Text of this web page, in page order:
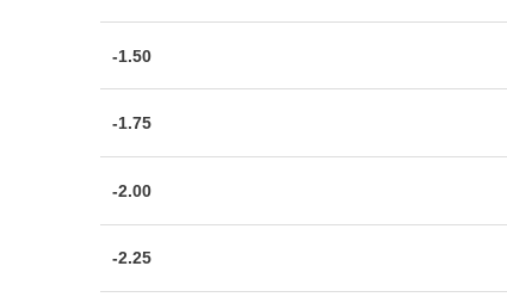
-1.50
-1.75
-2.00
-2.25